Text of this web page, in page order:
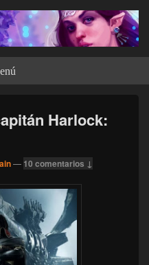
Harlock:
— 10 comentarios ↓